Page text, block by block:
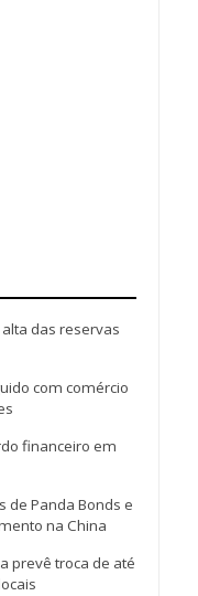
das reservas
com comércio
financeiro em
de Panda Bonds e
na China
prevê troca de até